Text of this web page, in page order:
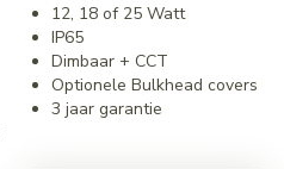
12, 18 of 25 Watt
IP65
Dimbaar + CCT
Optionele Bulkhead covers
3 jaar garantie